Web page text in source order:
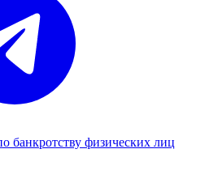
банкротству физических лиц